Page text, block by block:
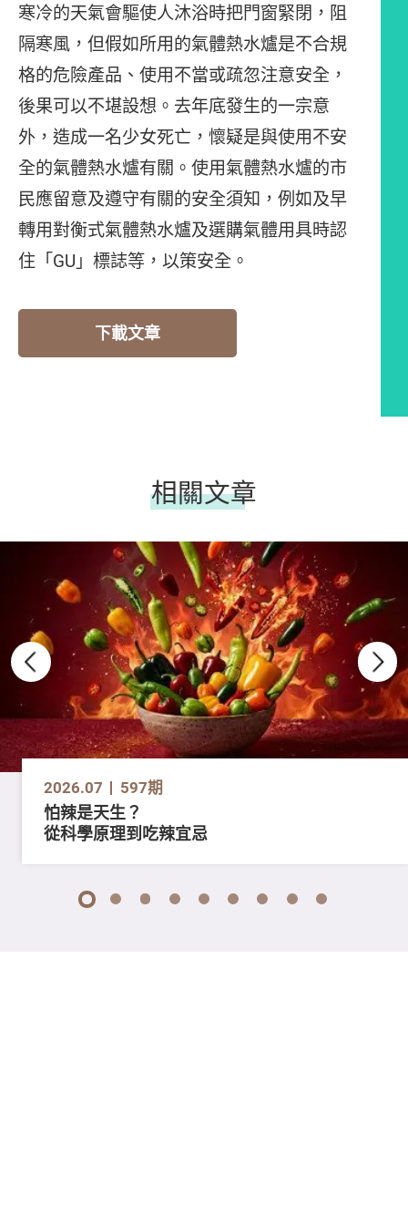
寒冷的天氣會驅使人沐浴時把門窗緊閉，阻
隔寒風，但假如所用的氣體熱水爐是不合規
格的危險產品、使用不當或疏忽注意安全，
後果可以不堪設想。去年底發生的一宗意
外，造成一名少女死亡，懷疑是與使用不安
全的氣體熱水爐有關。使用氣體熱水爐的市
民應留意及遵守有關的安全須知，例如及早
轉用對衡式氣體熱水爐及選購氣體用具時認
住「GU」標誌等，以策安全。
下載文章
相關文章
2026.07 597期
怕辣是天生？
從科學原理到吃辣宜忌
1 2 3 4 5 6 7 8 9